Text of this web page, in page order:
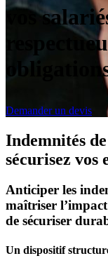
vos
Demander un devis
Indemnités
sécurisez vos
Anticiper les
maîtriser
de sécuriser
Un dispositif